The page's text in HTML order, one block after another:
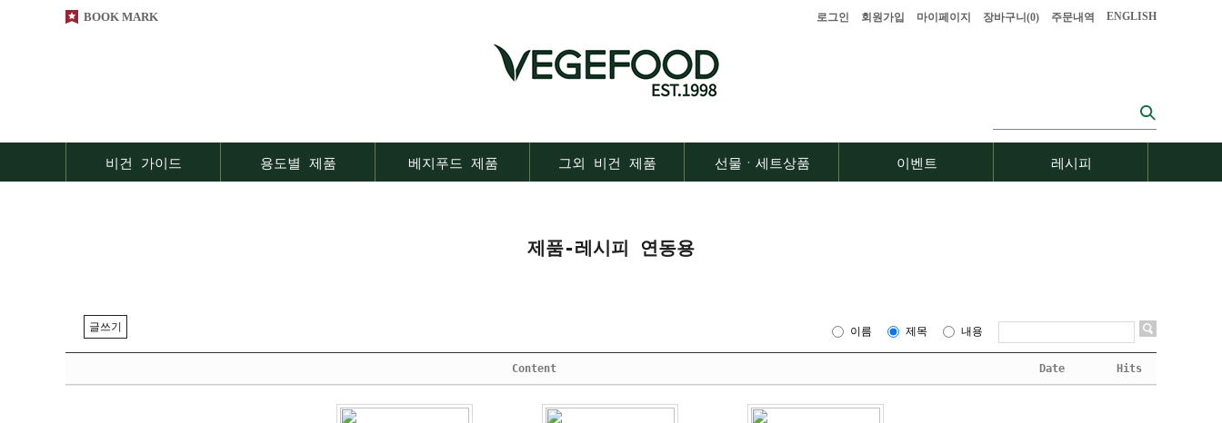
BOOK MARK 로그인 회원가입 마이페이지 장바구니(0) 주문내역 ENGLISH
비건 가이드 용도별 제품 베지푸드 제품 그외 비건 제품 선물ㆍ세트상품 이벤트 레시피
제품-레시피 연동용
글쓰기 이름 제목 내용
Content Date Hits